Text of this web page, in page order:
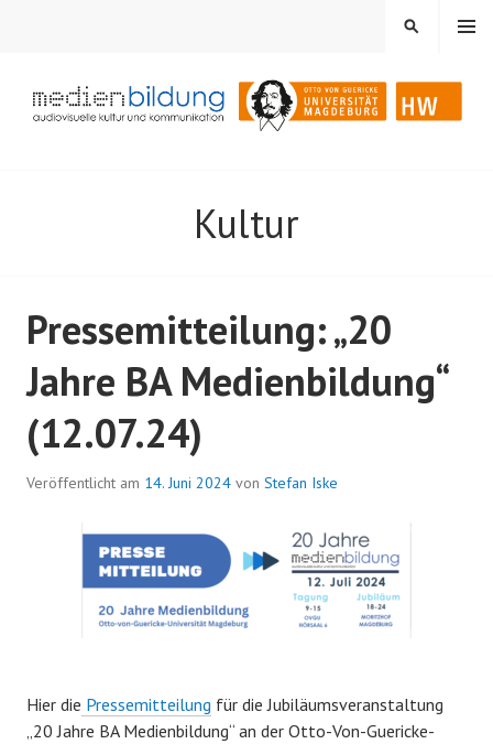
Audiovisuelle Kultur und Kommunikation
MENÜ
SUCHEN
Kultur
Pressemitteilung: „20
Jahre BA Medienbildung“
(12.07.24)
Veröffentlicht am 14. Juni 2024 von Stefan Iske
Hier die Pressemitteilung für die Jubiläumsveranstaltung
„20 Jahre BA Medienbildung“ an der Otto-Von-Guericke-